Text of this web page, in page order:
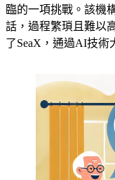
臨的一項挑戰。該機
話，過程繁瑣且難以
了SeaX，通過AI技術